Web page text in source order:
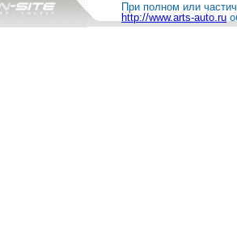
При полном или
http://www.arts-auto.ru